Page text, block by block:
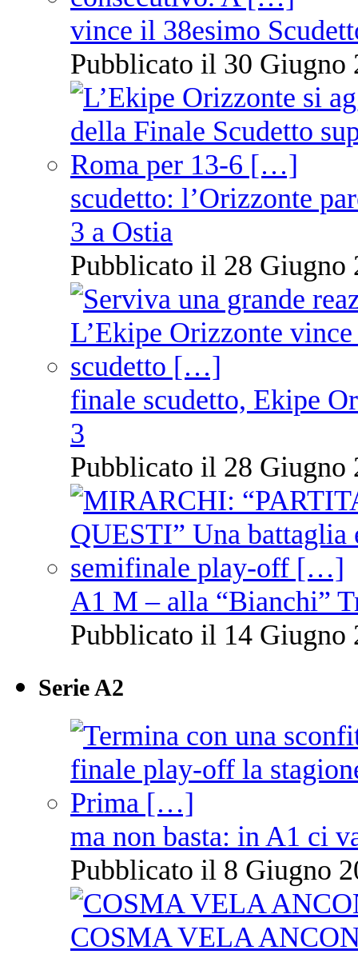
vince il 38esimo
Pubblicato il 30 Giugno
scudetto: l’Orizzonte
3 a Ostia
Pubblicato il 28 Giugno
finale scudetto, Ekipe
3
Pubblicato il 28 Giugno
A1 M – alla “Bianchi”
Pubblicato il 14 Giugno
Serie A2
ma non basta: in A1 ci
Pubblicato il 8 Giugno